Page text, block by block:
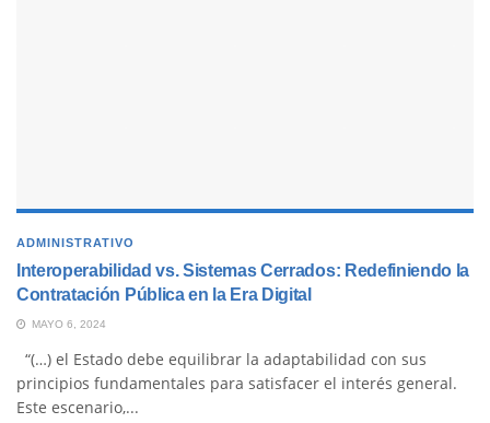
ADMINISTRATIVO
Interoperabilidad vs. Sistemas Cerrados: Redefiniendo la
Contratación Pública en la Era Digital
MAYO 6, 2024
“(…) el Estado debe equilibrar la adaptabilidad con sus
principios fundamentales para satisfacer el interés general.
Este escenario,...